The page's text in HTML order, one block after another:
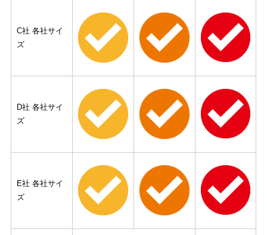
C社 各社サイ
ズ
D社 各社サイ
ズ
E社 各社サイ
ズ